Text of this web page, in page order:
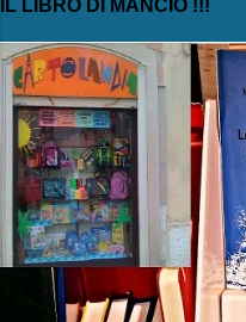
IL LIBRO DI MANCIO !!!